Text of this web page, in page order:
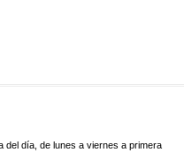
del día, de lunes a viernes a primera